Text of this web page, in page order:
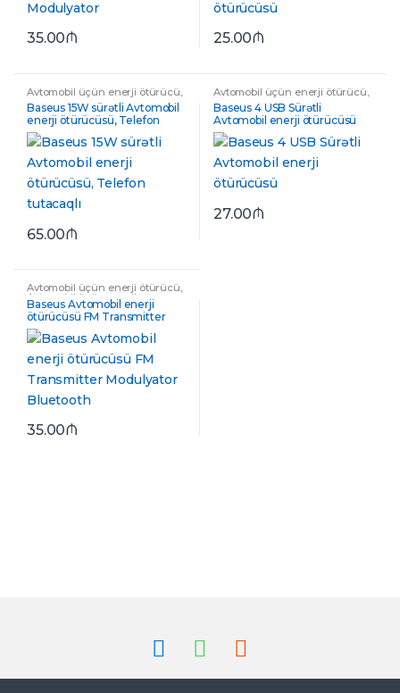
35.00₼ 25.00₼
Avtomobil üçün enerji ötürücü
Avtomobil üçün enerji
ötürücülər,Hava yerinə keçən
Telefon üçün dayaq
Baseus 15W sürətli Avtomobil
enerji ötürücüsü, Telefon
tutacaqlı
65.00₼
Avtomobil üçün enerji ötürücü
Avtomobil üçün enerji
ötürücülər
Baseus 4 USB Sürətli
Avtomobil enerji ötürücüsü
27.00₼
Avtomobil üçün enerji ötürücü,
Avtomobil üçün enerji
ötürücülər,Fm modulyator
Baseus Avtomobil enerji
ötürücüsü FM Transmitter
Modulyator Bluetooth
35.00₼